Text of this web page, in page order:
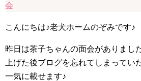
会
こんにちは♪老犬ホームのぞみです♪
昨日は茶子ちゃんの面会がありまし
上げた後ブログを忘れてしまってい
一気に載せます♪